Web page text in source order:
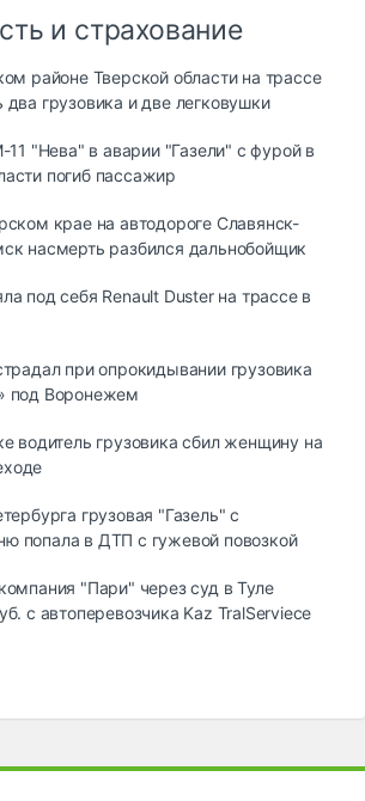
и страхование
районе Тверской области на трассе
два грузовика и две легковушки
11 "Нева" в аварии "Газели" с фурой в
погиб пассажир
крае на автодороге Славянск-
насмерть разбился дальнобойщик
под себя Renault Duster на трассе в
при опрокидывании грузовика
под Воронежем
водитель грузовика сбил женщину на
грузовая "Газель" с
попала в ДТП с гужевой повозкой
"Пари" через суд в Туле
с автоперевозчика Kaz TralServiece